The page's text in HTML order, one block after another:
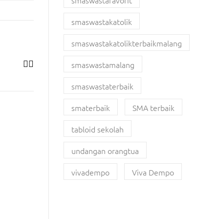
smaswastakatolik
smaswastakatolikterbaikmalang
smaswastamalang
smaswastaterbaik
smaterbaik
SMA terbaik
tabloid sekolah
undangan orangtua
vivadempo
Viva Dempo